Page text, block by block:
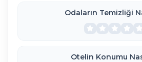
Odaların Temizliği
Otelin Konumu